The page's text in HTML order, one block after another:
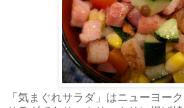
「気まぐれサラダ」はニューヨー